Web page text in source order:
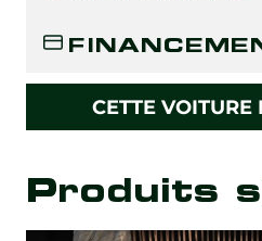
CETTE VOITURE
Produits